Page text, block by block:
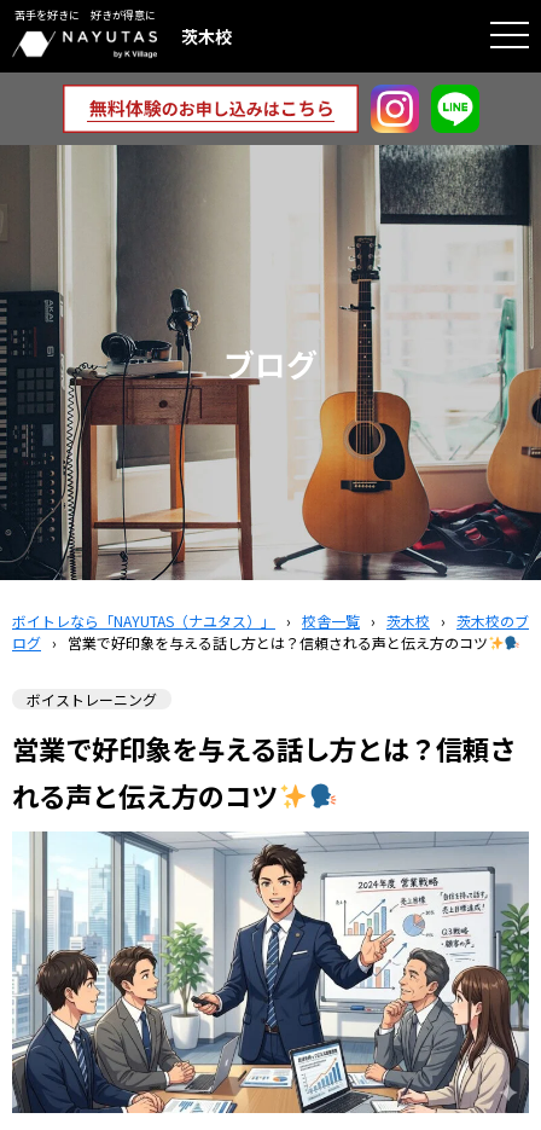
苦手を好きに 好きが得意に
茨木校
ブログ
ボイトレなら「NAYUTAS（ナユタス）」 › 校舎一覧 › 茨木校 › 茨木校のブ
ログ › 営業で好印象を与える話し方とは？信頼される声と伝え方のコツ
ボイストレーニング
営業で好印象を与える話し方とは？信頼さ
れる声と伝え方のコツ